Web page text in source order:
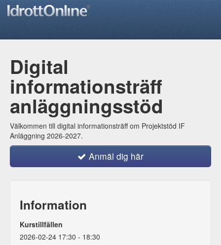
Digital
informationsträff
anläggningsstöd
Välkommen till digital informationsträff om Projektstöd IF
Anläggning 2026-2027.
Anmäl dig här
Information
Kurstillfällen
2026-02-24 17:30 - 18:30